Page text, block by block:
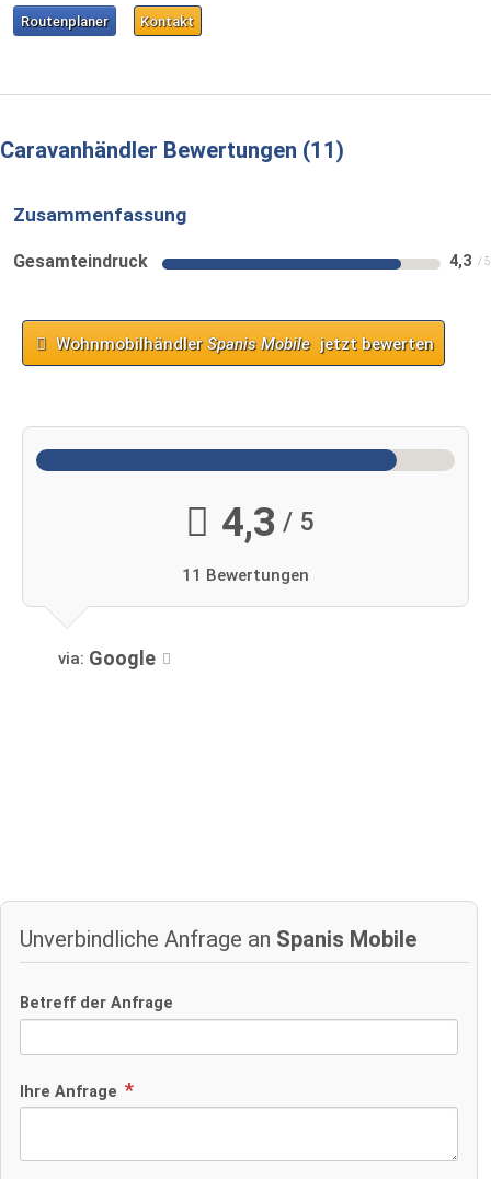
Routenplaner Kontakt
Caravanhändler Bewertungen 11
Zusammenfassung
Gesamteindruck 4,3
Wohnmobilhändler Spanis Mobile jetzt bewerten
4,3 / 5
11 Bewertungen
via: Google
Unverbindliche Anfrage an Spanis Mobile
Betreff der Anfrage
Ihre Anfrage